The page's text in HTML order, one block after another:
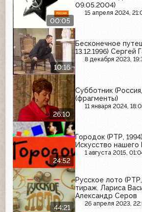
00:05
09.05.2004)
15 апреля 2024,
10:16
Бесконечное
13.12.1996) Сергей
8 декабря 2023,
26:10
Субботник
(фрагменты)
11 января 2024,
24:52
Городок (РТР,
Искусство нашего
1 августа 2015,
44:21
Русское лото (РТР,
тираж. Лариса
Александр Серов
26 апреля 2023,